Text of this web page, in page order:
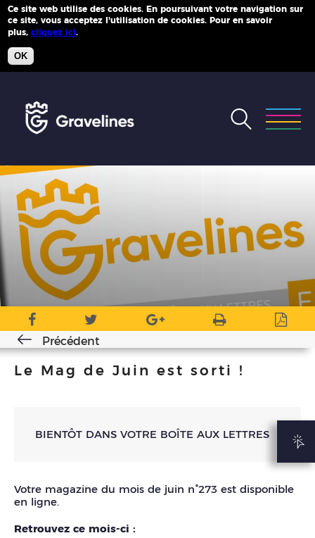
Ce site web utilise des cookies. En poursuivant votre navigation sur
ce site, vous acceptez l'utilisation de cookies. Pour en savoir
plus,cliquez ici.
OK
Précédent
Le Mag de Juin est sorti !
BIENTÔT DANS VOTRE BOÎTE AUX LETTRES
Votre magazine du mois de juin n°273 est disponible
en ligne.
Retrouvez ce mois-ci :